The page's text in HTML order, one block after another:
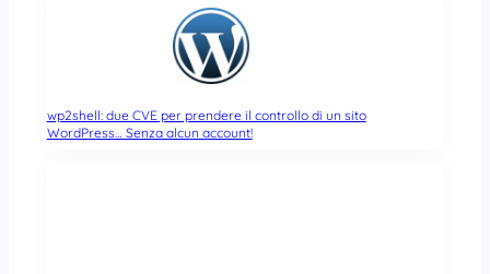
wp2shell: due CVE per prendere il controllo di un sito
WordPress… Senza alcun account!